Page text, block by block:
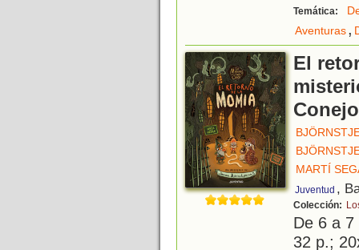
Temática:
Aventuras,
El
Conejo
MARTÍ
Juventud ,
Colección:
De 6 a
32 p.;